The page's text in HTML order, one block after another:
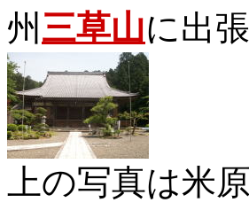
州 三草山に出
上の写真は米